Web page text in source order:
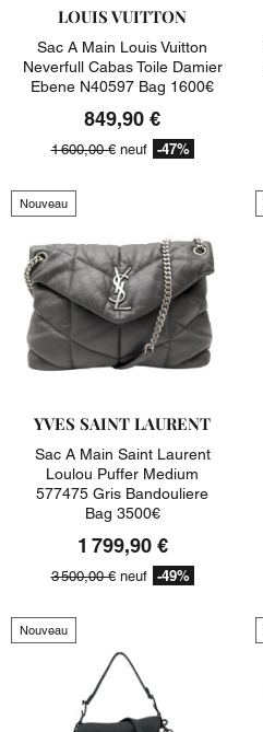
LOUIS VUITTON
Sac A Main Louis Vuitton
Neverfull Cabas Toile Damier
Ebene N40597 Bag 1600€
849,90 €
1 600,00 €neuf -47%
Nouveau
YVES SAINT LAURENT
Sac A Main Saint Laurent
Loulou Puffer Medium
577475 Gris Bandouliere
Bag 3500€
1 799,90 €
3 500,00 €neuf -49%
Nouveau